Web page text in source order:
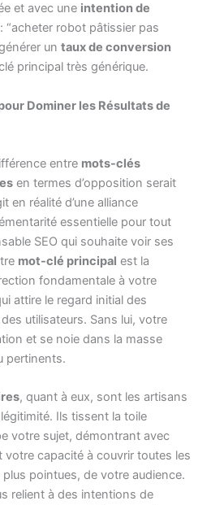
et avec une intention de
“acheter robot pâtissier pas
un taux de conversion
principal très générique.
Dominer les Résultats de
entre mots-clés
en termes d’opposition serait
en réalité d’une alliance
essentielle pour tout
SEO qui souhaite voir ses
mot-clé principal est la
fondamentale à votre
attire le regard initial des
utilisateurs. Sans lui, votre
et se noie dans la masse
pertinents.
, quant à eux, sont les artisans
Ils tissent la toile
votre sujet, démontrant avec
capacité à couvrir toutes les
pointues, de votre audience.
relient à des intentions de